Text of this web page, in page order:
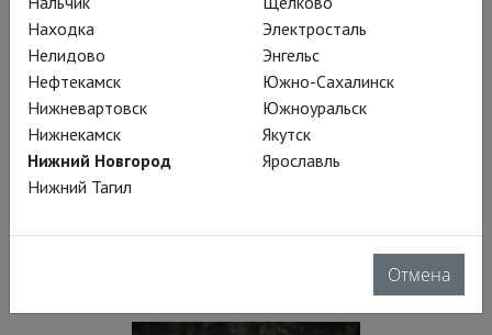
Поляк Кшиштоф Варликовский любит
броские жесты, ведущие родство от
кабаре, и сочиняет бурный и буйный
спектакль, используя неглубокую,
зато широченную сцену
Felsenreitschule (
диорамы по мотивам античного мифа.
Находка
Нелидово
Нефтекамск
Нижневартовск
Нижнекамск
Нижний Новгород
Нижний Тагил
Электросталь
Энгельс
Южно-Сахалинск
Южноуральск
Якутск
Ярославль
Отмена